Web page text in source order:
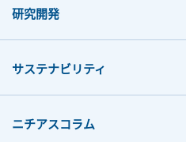
研究開発
サステナビリティ
ニチアスコラム